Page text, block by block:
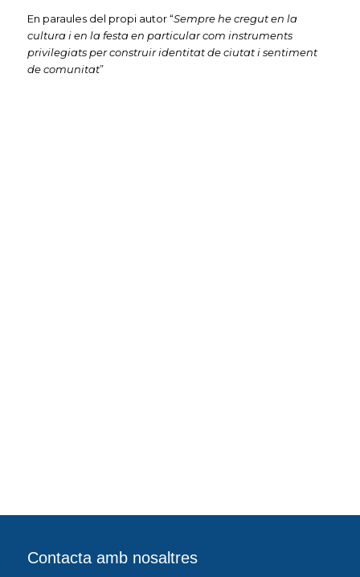
En paraules del propi autor “Sempre he cregut en la
cultura i en la festa en particular com instruments
privilegiats per construir identitatde ciutat i sentiment
de comunitat”
Contacta amb nosaltres